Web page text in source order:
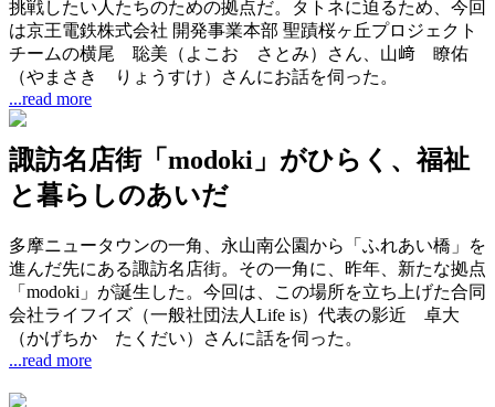
挑戦したい人たちのための拠点だ。タトネに迫るため、今回
は京王電鉄株式会社 開発事業本部 聖蹟桜ヶ丘プロジェクト
チームの横尾 聡美（よこお さとみ）さん、山﨑 瞭佑
（やまさき りょうすけ）さんにお話を伺った。
...read more
諏訪名店街「modoki」がひらく、福祉
と暮らしのあいだ
多摩ニュータウンの一角、永山南公園から「ふれあい橋」を
進んだ先にある諏訪名店街。その一角に、昨年、新たな拠点
「modoki」が誕生した。今回は、この場所を立ち上げた合同
会社ライフイズ（一般社団法人Life is）代表の影近 卓大
（かげちか たくだい）さんに話を伺った。
...read more